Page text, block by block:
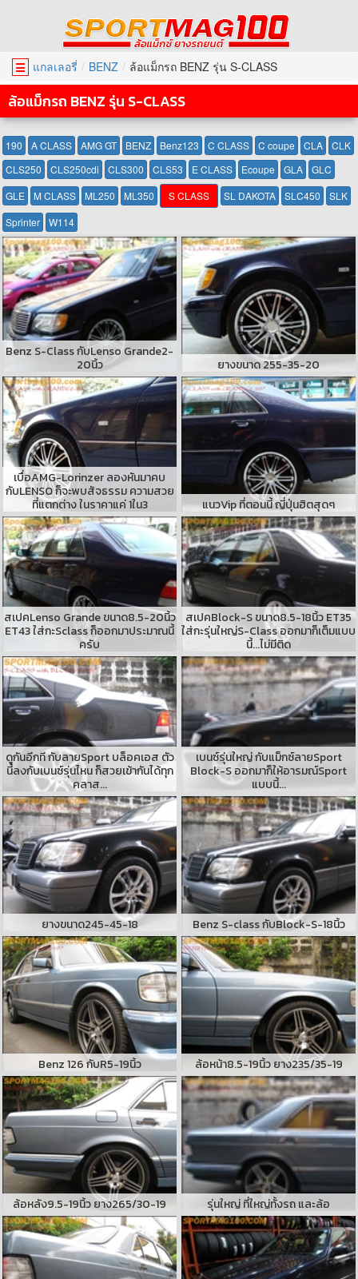
☰ แกลเลอรี่ BENZ ล้อแม็กรถ BENZ รุ่น S-CLASS
ล้อแม็กรถ BENZ รุ่น S-CLASS
190 A CLASS AMG GT BENZ Benz123 C CLASS C coupe CLA
CLK
CLS250
CLS250cdi CLS300 CLS53 E CLASS Ecoupe GLA
GLC
GLE
M CLASS ML250 ML350 S CLASS SL DAKOTA SLC450
SLK
Sprinter
W114
Benz S-Class กับLenso Grande2-
20นิ้ว
ยางขนาด 255-35-20
เบื่อAMG-Lorinzer ลองหันมาคบ
กับLENSO ก็จะพบสัจธรรม ความสวย
ที่แตกต่าง ในราคาแค่ 1ใน3
แนวVip ที่ตอนนี้ ญี่ปุ่นฮิตสุดๆ
สเปคLenso Grande ขนาด8.5-20นิ้ว
ET43 ใส่กะSclass ก็ออกมาประมาณนี้
ครับ
สเปคBlock-S ขนาด8.5-18นิ้ว ET35
ใส่กะรุ่นใหญ่S-Class ออกมาก็เต็มแบบ
นี้...ไม่มีติด
ดูกันอีกที กับลายSport บล็อคเอส ตัว
นี้ลงกับเบนซ์รุ่นไหน ก็สวยเข้ากันได้ทุก
คลาส...
เบนซ์รุ่นใหญ่ กับแม็กซ์ลายSport
Block-S ออกมาก็ให้อารมณ์Sport
แบบนี้...
ยางขนาด245-45-18 Benz S-class กับBlock-S-18นิ้ว
Benz 126 กับR5-19นิ้ว ล้อหน้า8.5-19นิ้ว ยาง235/35-19
ล้อหลัง9.5-19นิ้ว ยาง265/30-19 รุ่นใหญ่ ที่ใหญ่ทั้งรถ และล้อ